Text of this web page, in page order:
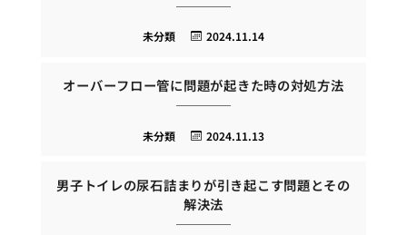
2024.11.14
未分類
オーバーフロー管に問題が起きた時の対処方法
2024.11.13
未分類
男子トイレの尿石詰まりが引き起こす問題とその
解決法